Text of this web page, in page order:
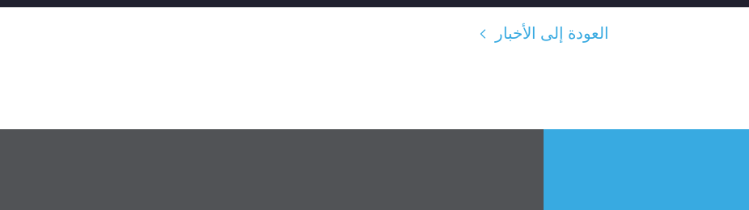
العودة إلى الأخبار